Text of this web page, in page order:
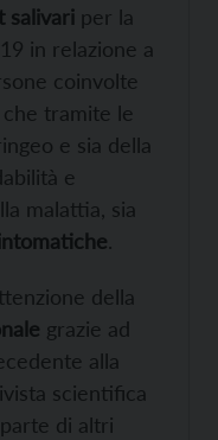
salivari per la
in relazione a
coinvolte
tramite le
e sia della
e
malattia, sia
.
della
grazie ad
alla
scientifica
di altri